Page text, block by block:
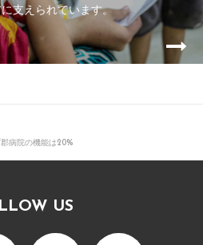
支えられています。
病院の機能は20%
US